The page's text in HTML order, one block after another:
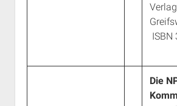
Bibliothek
Kontakt & PGP-Key
ISBN
Die